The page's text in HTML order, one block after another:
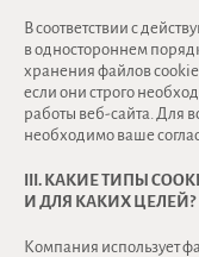
В соответствии с
в одностороннем
хранения файлов cookie
если они строго
работы веб-сайта. Для
необходимо ваше
III. КАКИЕ ТИПЫ
И ДЛЯ КАКИХ ЦЕЛЕЙ?
Компания использует